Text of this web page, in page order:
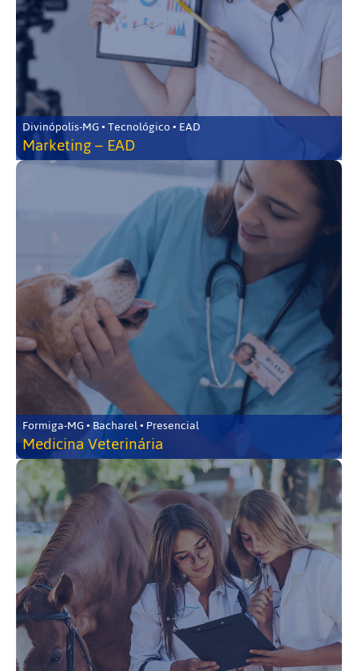
Divinópolis-MG • Tecnológico • EAD
Marketing – EAD
Formiga-MG • Bacharel • Presencial
Medicina Veterinária